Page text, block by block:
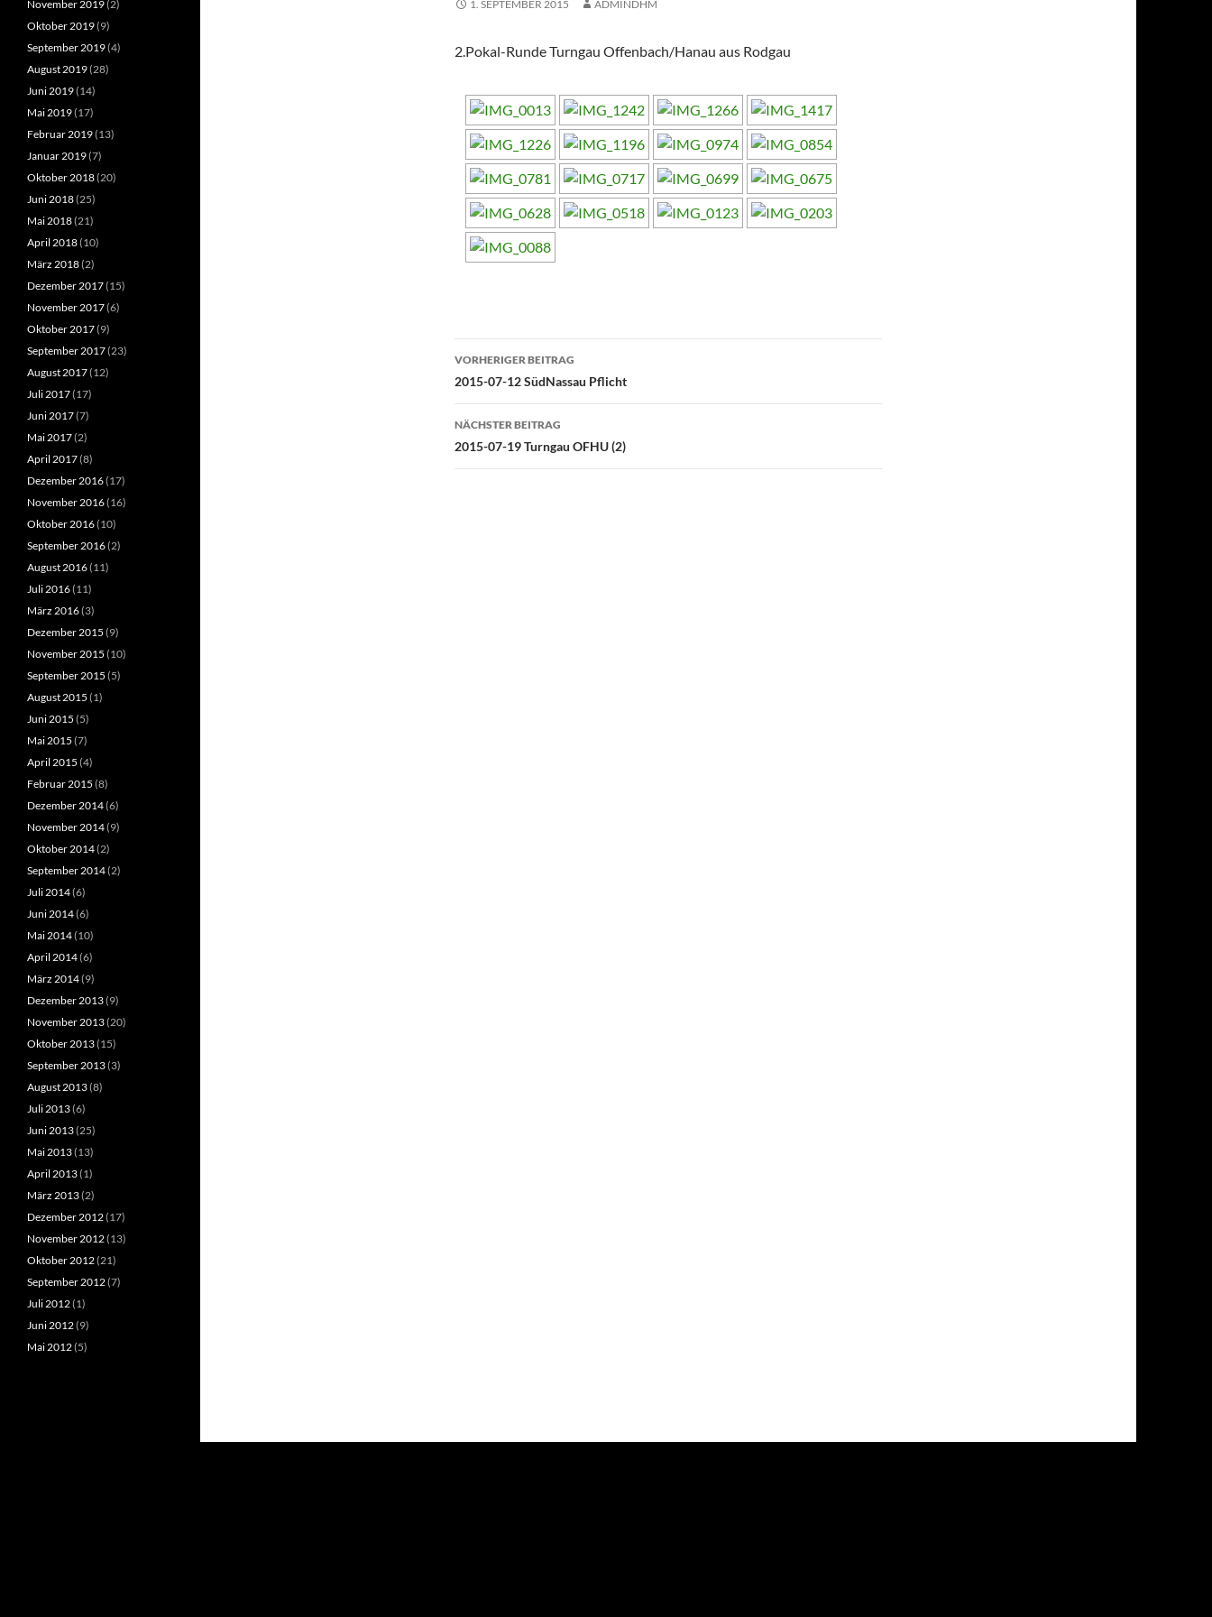
1. SEPTEMBER 2015 ADMINDHM
2.Pokal-Runde Turngau Offenbach/Hanau aus Rodgau
Beitragsnavigation
VORHERIGER BEITRAG
2015-07-12 SüdNassau Pflicht
NÄCHSTER BEITRAG
2015-07-19 Turngau OFHU (2)
November 2019(2)
Oktober 2019(9)
September 2019(4)
August 2019(28)
Juni 2019(14)
Mai 2019(17)
Februar 2019(13)
Januar 2019(7)
Oktober 2018(20)
Juni 2018(25)
Mai 2018(21)
April 2018(10)
März 2018(2)
Dezember 2017(15)
November 2017(6)
Oktober 2017(9)
September 2017(23)
August 2017(12)
Juli 2017(17)
Juni 2017(7)
Mai 2017(2)
April 2017(8)
Dezember 2016(17)
November 2016(16)
Oktober 2016(10)
September 2016(2)
August 2016(11)
Juli 2016(11)
März 2016(3)
Dezember 2015 (9)
November 2015 (10)
September 2015 (5)
August 2015 (1)
Juni 2015 (5)
Mai 2015 (7)
April 2015 (4)
Februar 2015 (8)
Dezember 2014(6)
November 2014(9)
Oktober 2014(2)
September 2014(2)
Juli 2014(6)
Juni 2014(6)
Mai 2014(10)
April 2014(6)
März 2014(9)
Dezember 2013(9)
November 2013(20)
Oktober 2013(15)
September 2013(3)
August 2013(8)
Juli 2013(6)
Juni 2013(25)
Mai 2013(13)
April 2013(1)
März 2013(2)
Dezember 2012(17)
November 2012(13)
Oktober 2012(21)
September 2012(7)
Juli 2012(1)
Juni 2012(9)
Mai 2012(5)